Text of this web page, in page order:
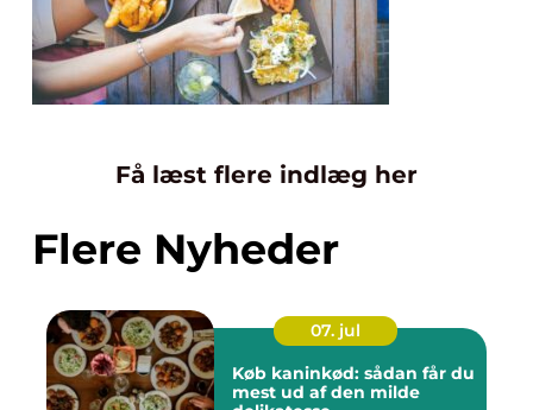
Få læst flere indlæg her
Flere Nyheder
07. jul
Køb kaninkød: sådan får du
mest ud af den milde